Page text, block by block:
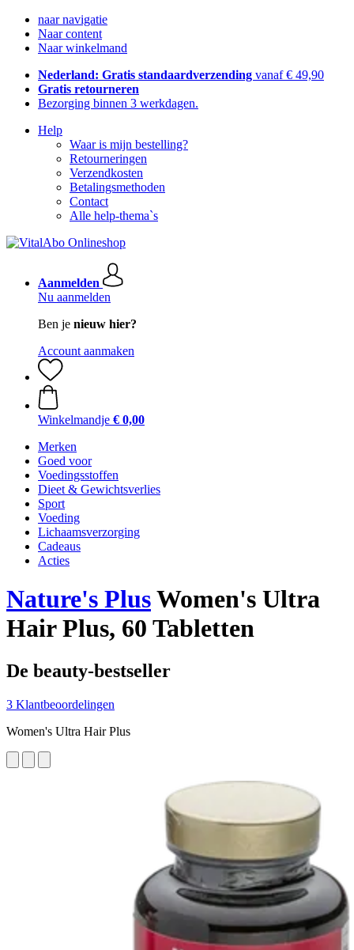
naar navigatie
Naar content
Naar winkelmand
Nederland: Gratis standaardverzending vanaf € 49,90
Gratis retourneren
Bezorging binnen 3 werkdagen.
Help
Waar is mijn bestelling?
Retourneringen
Verzendkosten
Betalingsmethoden
Contact
Alle help-thema`s
Aanmelden
Nu aanmelden
Ben je nieuw hier?
Account aanmaken
Winkelmandje € 0,00
Merken
Goed voor
Voedingsstoffen
Dieet & Gewichtsverlies
Sport
Voeding
Lichaamsverzorging
Cadeaus
Acties
Nature's PlusWomen's Ultra
Hair Plus, 60 Tabletten
De beauty-bestseller
3 Klantbeoordelingen
Women's Ultra Hair Plus